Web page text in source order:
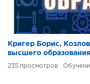
Кригер Борис,
высшего образования
235